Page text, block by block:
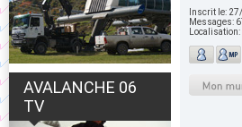
AVALANCHE 06
TV
Inscrit le:
Messages:
Localisation: